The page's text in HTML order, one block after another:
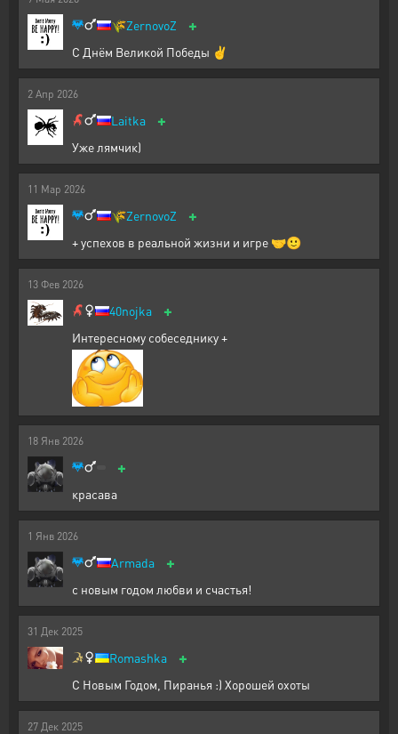
🌾ZernovoZ +
С Днём Великой Победы ✌️
2 Апр 2026
Laitka +
Уже лямчик)
11 Мар 2026
🌾ZernovoZ +
+ успехов в реальной жизни и игре 🤝🙂
13 Фев 2026
40nojka +
Интересному собеседнику +
18 Янв 2026
+
красава
1 Янв 2026
Armada +
с новым годом любви и счастья!
31 Дек 2025
Romashka +
С Новым Годом, Пиранья :) Хорошей охоты
27 Дек 2025